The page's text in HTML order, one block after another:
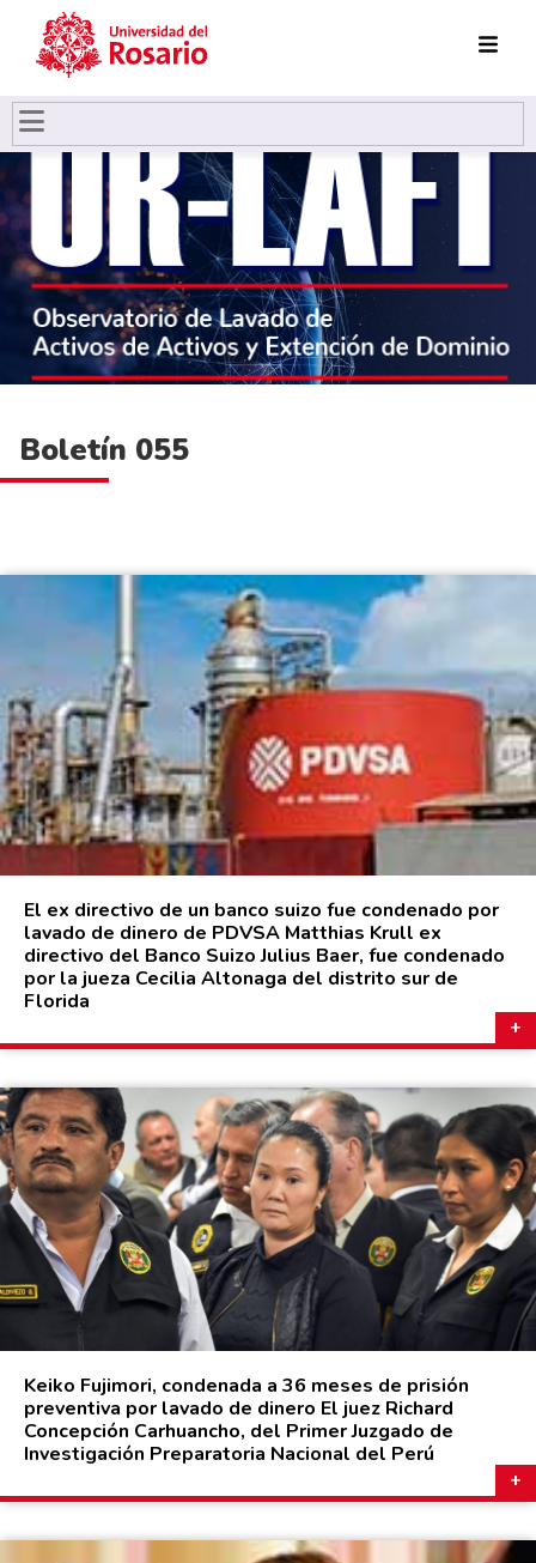
Pasar al contenido principal
Boletín 055
El ex directivo de un banco suizo fue condenado por
lavado de dinero de PDVSA Matthias Krull ex
directivo del Banco Suizo Julius Baer, fue condenado
por la jueza Cecilia Altonaga del distrito sur de
Florida
Keiko Fujimori, condenada a 36 meses de prisión
preventiva por lavado de dinero El juez Richard
Concepción Carhuancho, del Primer Juzgado de
Investigación Preparatoria Nacional del Perú